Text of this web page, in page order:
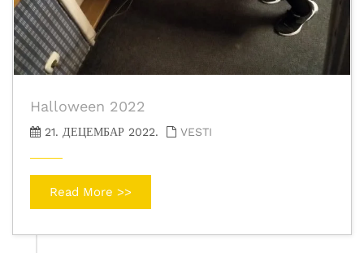
Halloween 2022
21. ДЕЦЕМБАР 2022. VESTI
Read More >>